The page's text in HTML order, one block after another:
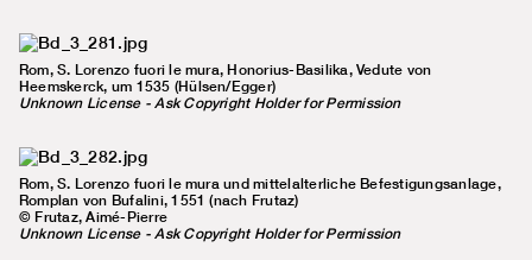
Rom, S. Lorenzo fuori le mura, Honorius-Basilika, Vedute von
Heemskerck, um 1535 (Hülsen/Egger)
Unknown License - Ask Copyright Holder for Permission
Rom, S. Lorenzo fuori le mura und mittelalterliche Befestigungsanlage,
Romplan von Bufalini, 1551 (nach Frutaz)
© Frutaz, Aimé-Pierre
Unknown License - Ask Copyright Holder for Permission